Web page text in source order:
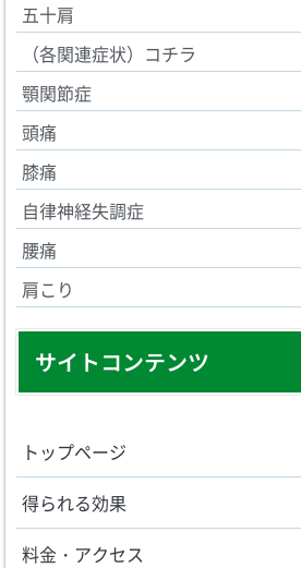
五十肩
（各関連症状）コチラ
顎関節症
頭痛
膝痛
自律神経失調症
腰痛
肩こり
サイトコンテンツ
トップページ
得られる効果
料金・アクセス